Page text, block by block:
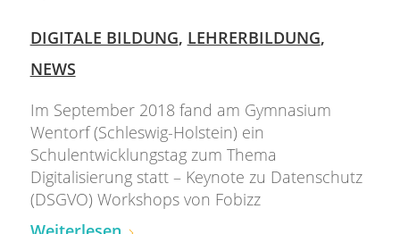
DIGITALE BILDUNG, LEHRERBILDUNG,
NEWS
Im September 2018 fand am Gymnasium
Wentorf (Schleswig-Holstein) ein
Schulentwicklungstag zum Thema
Digitalisierung statt – Keynote zu Datenschutz
(DSGVO) Workshops von Fobizz